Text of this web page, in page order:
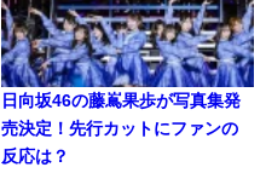
日向坂46の藤嶌果歩が写真集発
売決定！先行カットにファンの
反応は？